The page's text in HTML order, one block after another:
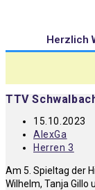
Herzlich
TTV
15.10.2023
AlexGa
Herren 3
Am 5. Spieltag der
Wilhelm, Tanja Gillo